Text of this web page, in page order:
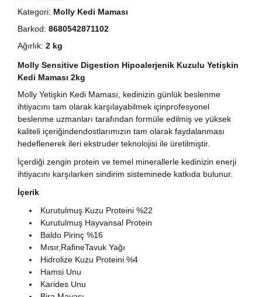
Kategori: Molly Kedi Maması
Barkod: 8680542871102
Ağırlık: 2 kg
Molly Sensitive Digestion Hipoalerjenik Kuzulu Yetişkin
Kedi Maması 2kg
Molly Yetişkin Kedi Maması, kedinizin günlük beslenme
ihtiyacını tam olarak karşılayabilmek içinprofesyonel
beslenme uzmanları tarafından formüle edilmiş ve yüksek
kaliteli içeriğindendostlarımızın tam olarak faydalanması
hedeflenerek ileri ekstruder teknolojisi ile üretilmiştir.
İçerdiği zengin protein ve temel minerallerle kedinizin enerji
ihtiyacını karşılarken sindirim sisteminede katkıda bulunur.
İçerik
Kurutulmuş Kuzu Proteini %22
Kurutulmuş Hayvansal Protein
Baldo Pirinç %16
Mısır,RafineTavuk Yağı
Hidrolize Kuzu Proteini %4
Hamsi Unu
Karides Unu